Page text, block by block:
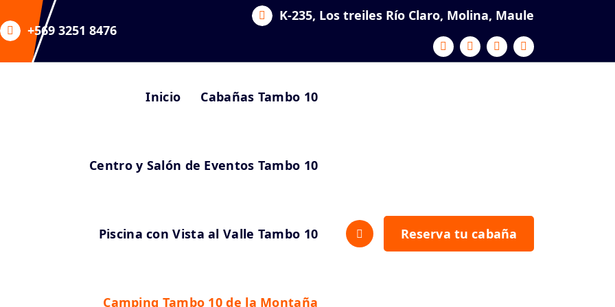
+569 3251 8476
K-235, Los treiles Río Claro, Molina, Maule
Inicio Cabañas Tambo 10
Centro y Salón de Eventos Tambo 10
Piscina con Vista al Valle Tambo 10
Camping Tambo 10 de la Montaña
Reserva tu cabaña